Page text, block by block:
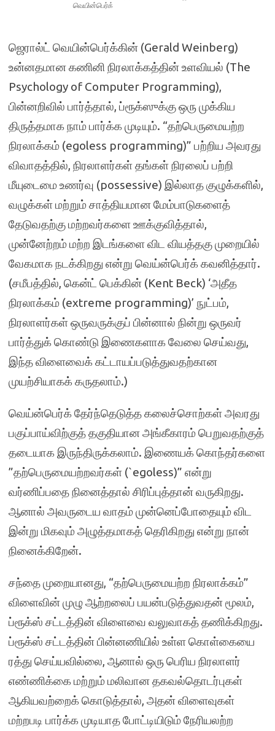
வெயின்பெர்க்
ஜெரால்ட் வெயின்பெர்க்கின் (Gerald Weinberg)
உன்னதமான கணினி நிரலாக்கத்தின் உளவியல் (The
Psychology of Computer Programming),
பின்னறிவில் பார்த்தால், ப்ரூக்ஸுக்கு ஒரு முக்கிய
திருத்தமாக நாம் பார்க்க முடியும். “தற்பெருமையற்ற
நிரலாக்கம் (egoless programming)” பற்றிய அவரது
விவாதத்தில், நிரலாளர்கள் தங்கள் நிரலைப் பற்றி
மீயுடைமை உணர்வு (possessive) இல்லாத குழுக்களில்,
வழுக்கள் மற்றும் சாத்தியமான மேம்பாடுகளைத்
தேடுவதற்கு மற்றவர்களை ஊக்குவித்தால்,
முன்னேற்றம் மற்ற இடங்களை விட வியத்தகு முறையில்
வேகமாக நடக்கிறது என்று வெய்ன்பெர்க் கவனித்தார்.
(சமீபத்தில், கென்ட் பெக்கின் (Kent Beck) ‘அதீத
நிரலாக்கம் (extreme programming)’ நுட்பம்,
நிரலாளர்கள் ஒருவருக்குப் பின்னால் நின்று ஒருவர்
பார்த்துக் கொண்டு இணைகளாக வேலை செய்வது,
இந்த விளைவைக் கட்டாயப்படுத்துவதற்கான
முயற்சியாகக் கருதலாம்.)
வெய்ன்பெர்க் தேர்ந்தெடுத்த கலைச்சொற்கள் அவரது
பகுப்பாய்விற்குத் தகுதியான அங்கீகாரம் பெறுவதற்குத்
தடையாக இருந்திருக்கலாம். இணையக் கொந்தர்களை
”தற்பெருமையற்றவர்கள் (`egoless)” என்று
வர்ணிப்பதை நினைத்தால் சிரிப்புத்தான் வருகிறது.
ஆனால் அவருடைய வாதம் முன்னெப்போதையும் விட
இன்று மிகவும் அழுத்தமாகத் தெரிகிறது என்று நான்
நினைக்கிறேன்.
சந்தை முறையானது, “தற்பெருமையற்ற நிரலாக்கம்”
விளைவின் முழு ஆற்றலைப் பயன்படுத்துவதன் மூலம்,
ப்ரூக்ஸ் சட்டத்தின் விளைவை வலுவாகத் தணிக்கிறது.
ப்ரூக்ஸ் சட்டத்தின் பின்னணியில் உள்ள கொள்கையை
ரத்து செய்யவில்லை, ஆனால் ஒரு பெரிய நிரலாளர்
எண்ணிக்கை மற்றும் மலிவான தகவல்தொடர்புகள்
ஆகியவற்றைக் கொடுத்தால், அதன் விளைவுகள்
மற்றபடி பார்க்க முடியாத போட்டியிடும் நேரியலற்ற